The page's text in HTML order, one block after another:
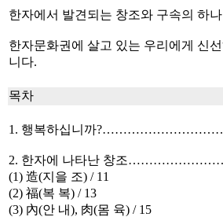
한자에서 발견되는 창조와 구속의 하
한자문화권에 살고 있는 우리에게 신
니다.
목차
1. 행복하십니까
2. 한자에 나타난 창조
(1) 造(지을 조) / 11
(2) 福(복 복) / 13
(3) 內(안 내), 肉(몸 육) / 15